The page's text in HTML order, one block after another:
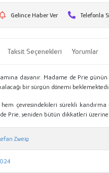
Gelince Haber Ver Telefonla
Taksit Seçenekleri Yorumlar
dayanır. Madame de Prie
bir sürgün dönemi
çevresindekileri sürekli
Prie, yeniden bütün dikkatleri
Zweig